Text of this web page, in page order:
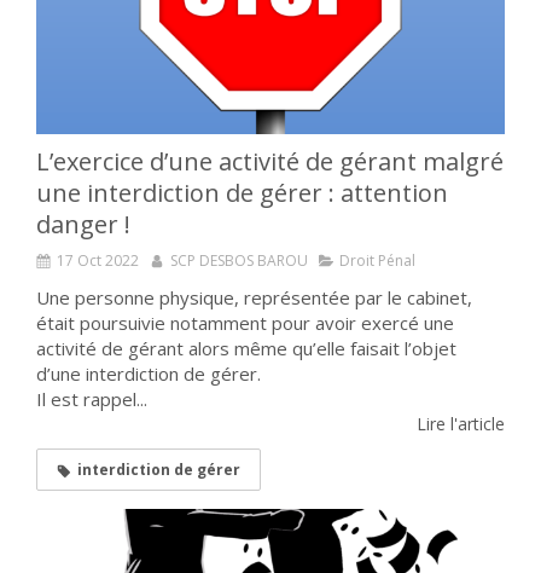
L’exercice d’une activité de gérant malgré
une interdiction de gérer : attention
danger !
17 Oct 2022 SCP DESBOS BAROU Droit Pénal
Une personne physique, représentée par le cabinet,
était poursuivie notamment pour avoir exercé une
activité de gérant alors même qu’elle faisait l’objet
d’une interdiction de gérer.
Il est rappel...
Lire l'article
interdiction de gérer